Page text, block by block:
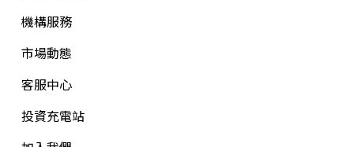
機構服務
市場動態
客服中心
投資充電站